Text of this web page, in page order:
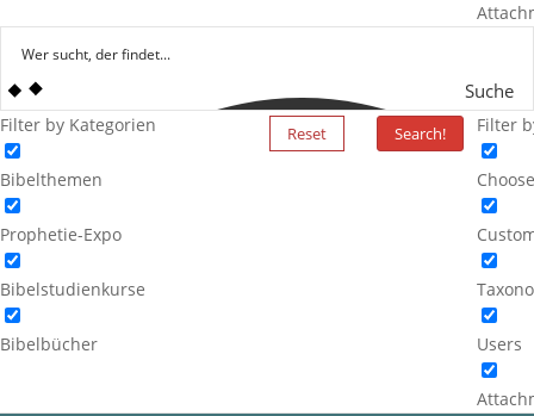
Suche
Filter by Kategorien
Bibelthemen
Prophetie-Expo
Bibelstudienkurse
Bibelbücher
Reset Search! Filter
Users